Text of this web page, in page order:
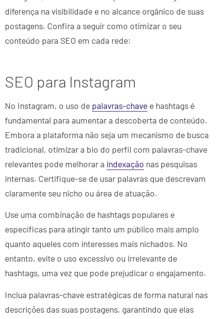
diferença na visibilidade e no alcance orgânico de suas
postagens. Confira a seguir como otimizar o seu
conteúdo para SEO em cada rede:
SEO para Instagram
No Instagram, o uso de palavras-chave e hashtags é
fundamental para aumentar a descoberta de conteúdo.
Embora a plataforma não seja um mecanismo de busca
tradicional, otimizar a bio do perfil com palavras-chave
relevantes pode melhorar a indexação nas pesquisas
internas. Certifique-se de usar palavras que descrevam
claramente seu nicho ou área de atuação.
Use uma combinação de hashtags populares e
específicas para atingir tanto um público mais amplo
quanto aqueles com interesses mais nichados. No
entanto, evite o uso excessivo ou irrelevante de
hashtags, uma vez que pode prejudicar o engajamento.
Inclua palavras-chave estratégicas de forma natural nas
descrições das suas postagens, garantindo que elas